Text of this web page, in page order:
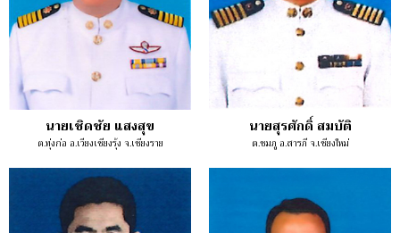
นายเชิดชัย แสงสุข
ต.ทุ่งก่อ อ.เวียงเชียงรุ้ง จ.เชียงราย
นายสุรศักดิ์ สมบัติ
ต.ชมภู อ.สารภี จ.เชียงใหม่